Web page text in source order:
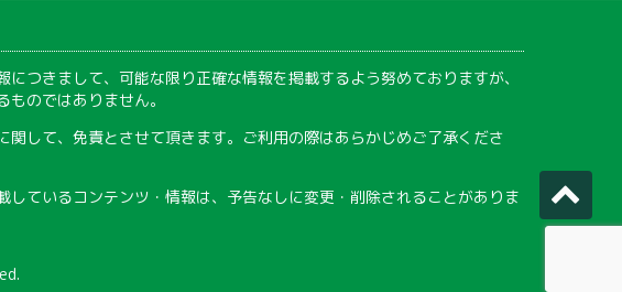
つきまして、可能な限り正確な情報を掲載するよう努めておりますが、
のではありません。
関して、免責とさせて頂きます。ご利用の際はあらかじめご了承くださ
しているコンテンツ・情報は、予告なしに変更・削除されることがありま